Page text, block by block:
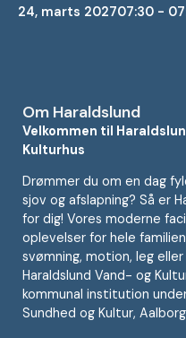
24, marts 202707:30 -
Om Haraldslund
Velkommen til
Kulturhus
Drømmer du om en dag
sjov og afslapning? Så er
for dig! Vores moderne
oplevelser for hele
svømning, motion, leg
Haraldslund Vand- og
kommunal institution
Sundhed og Kultur,